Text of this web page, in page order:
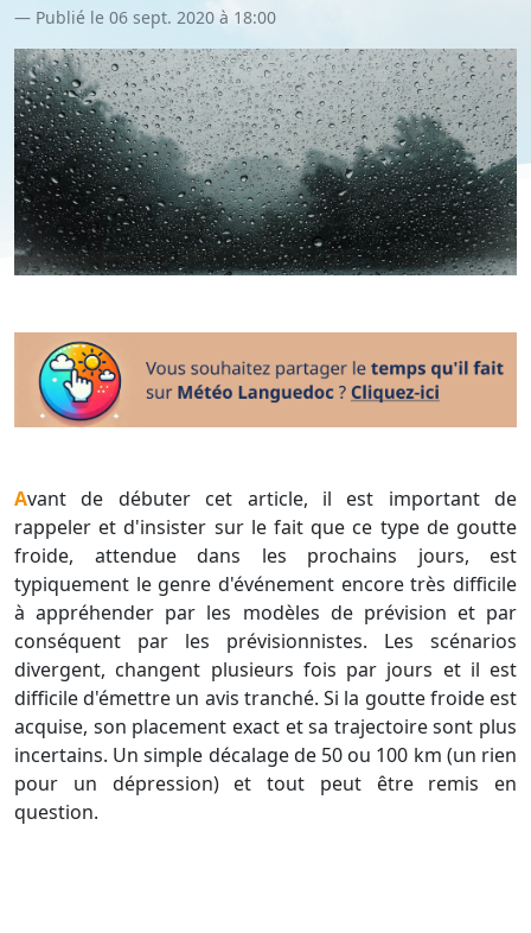
Publié le 06 sept. 2020 à 18:00
Avant de débuter cet article, il est important de
rappeler et d'insister sur le fait que ce type de goutte
froide, attendue dans les prochains jours, est
typiquement le genre d'événement encore très difficile
à appréhender par les modèles de prévision et par
conséquent par les prévisionnistes. Les scénarios
divergent, changent plusieurs fois par jours et il est
difficile d'émettre un avis tranché. Si la goutte froide est
acquise, son placement exact et sa trajectoire sont plus
incertains. Un simple décalage de 50 ou 100 km (un rien
pour un dépression) et tout peut être remis en
question.